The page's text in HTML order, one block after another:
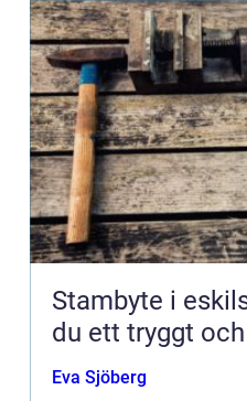
Stambyte i eskilstuna så
du ett tryggt
Eva Sjöberg